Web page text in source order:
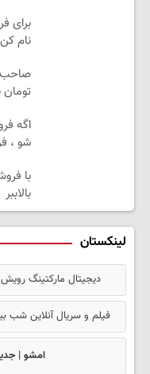
برای
نام
تومان
اگه
شو ،
با
بالاببر
لینکستان
دیجیتال مارکتینگ رویش
فیلم و سریال آنلاین شب
امشو |